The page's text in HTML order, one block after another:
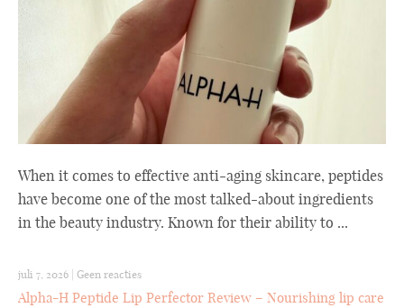
When it comes to effective anti-aging skincare, peptides
have become one of the most talked-about ingredients
in the beauty industry. Known for their ability to ...
juli 7, 2026 Geen reacties
Alpha-H Peptide Lip Perfector Review – Nourishing lip care